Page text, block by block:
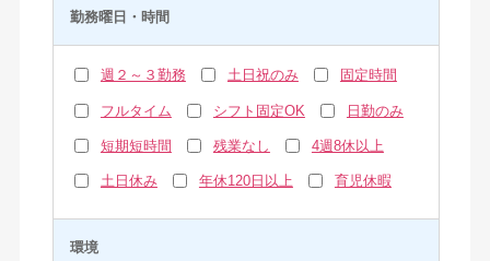
勤務曜日・時間
週２～３勤務 土日祝のみ 固定時間
フルタイム シフト固定OK 日勤のみ
短期短時間 残業なし 4週8休以上
土日休み 年休120日以上 育児休暇
環境